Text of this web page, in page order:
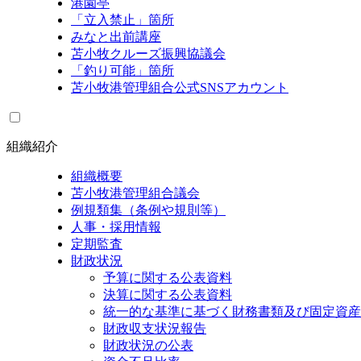
港園亭
「立入禁止」箇所
みなと出前講座
苫小牧クルーズ振興協議会
「釣り可能」箇所
苫小牧港管理組合公式SNSアカウント
組織紹介
組織概要
苫小牧港管理組合議会
例規類集（条例や規則等）
人事・採用情報
定期監査
財政状況
予算に関する公表資料
決算に関する公表資料
統一的な基準に基づく財務書類及び固定資
財政収支状況報告
財政状況の公表